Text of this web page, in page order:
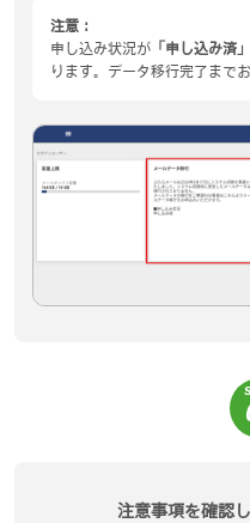
注意：
申し込み状況が 「申し込み済」
ります。データ移行完了まで
注意事項を確認